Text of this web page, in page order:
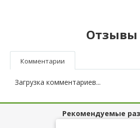
Отзывы
Комментарии
Загрузка комментариев...
Рекомендуемые